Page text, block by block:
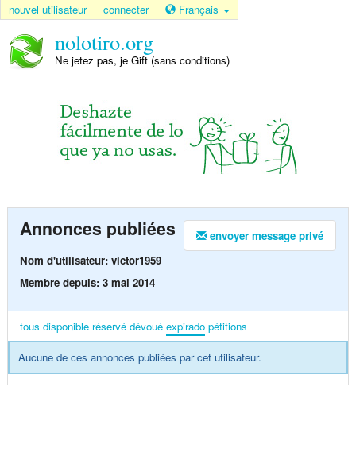
nouvel utilisateur connecter Français
nolotiro.org
Ne jetez pas, je Gift (sans conditions)
envoyer message privé
Annonces publiées
Nom d'utilisateur: victor1959
Membre depuis: 3 mai 2014
tous disponible réservé dévoué expirado pétitions
Aucune de ces annonces publiées par cet utilisateur.